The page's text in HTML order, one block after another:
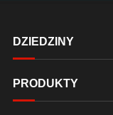
DZIEDZINY
PRODUKTY